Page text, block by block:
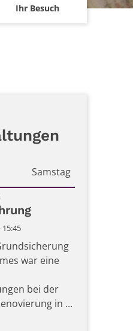
Ihr Besuch
Samstag
2026
:
15:45
war eine
bei der
in ...